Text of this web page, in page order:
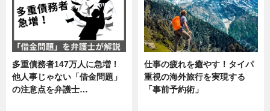
多重債務者147万人に急増！
他人事じゃない「借金問題」
の注意点を弁護士…
仕事の疲れを癒やす！タイパ
重視の海外旅行を実現する
「事前予約術」